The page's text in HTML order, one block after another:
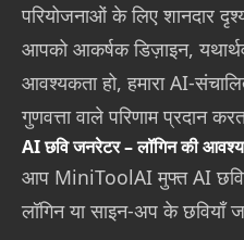
परियोजनाओं के लिए शानदार
आपको आकर्षक डिज़ाइन,
आवश्यकता हो, हमारा AI-
गुणवत्ता वाले परिणाम प्रदान
AI छवि जनरेटर – लॉगिन की
आप MiniToolAI मुफ्त AI छवि
लॉगिन या साइन-अप के